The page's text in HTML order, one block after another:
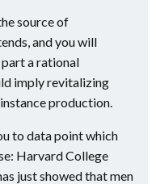
source of
and you will
a rational
imply revitalizing
production.
to data point which
Harvard College
just showed that men